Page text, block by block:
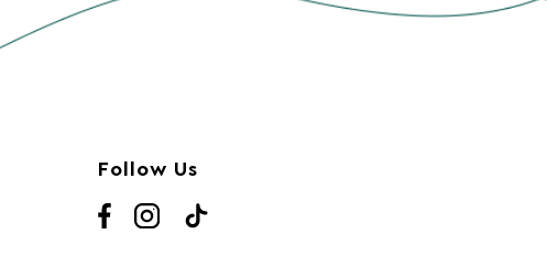
Follow Us